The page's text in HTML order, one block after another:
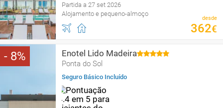
Partida a 27 set 2026
Alojamento e pequeno-almoço
desde
362€
8 Enotel Lido Madeira
Ponta do Sol
Seguro Básico Incluído